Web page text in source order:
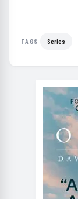
TAGS Series